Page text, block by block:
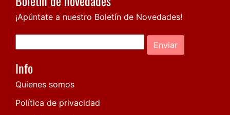
¡Apúntate a nuestro Boletín de Novedades!
Enviar
Info
Quienes somos
Política de privacidad